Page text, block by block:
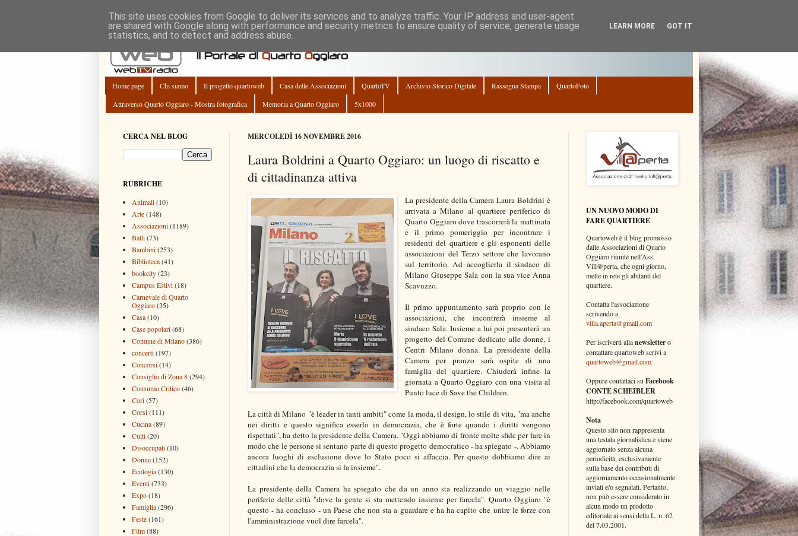
Home page Chi siamo Il progetto quartoweb Casa delle Associazioni QuartoTV Archivio Storico Digitale Rassegna Stampa
QuartoFoto
Attraverso Quarto Oggiaro - Mostra fotografica
Memoria a Quarto Oggiaro 5x1000
MERCOLEDÌ 16 NOVEMBRE 2016
Laura Boldrini a Quarto Oggiaro: un luogo di riscatto e
di cittadinanza attiva
La presidente della Camera Laura Boldrini è
arrivata a Milano al quartiere periferico di
Quarto Oggiaro dove trascorrerà la mattinata
e il primo pomeriggio per incontrare i
residenti del quartiere e gli esponenti delle
associazioni del Terzo settore che lavorano
sul territorio. Ad accoglierla il sindaco di
Milano Giuseppe Sala con la sua vice Anna
Scavuzzo.
Il primo appuntamento sarà proprio con le
associazioni, che incontrerà insieme al
sindaco Sala. Insieme a lui poi presenterà un
progetto del Comune dedicato alle donne, i
Centri Milano donna. La presidente della
Camera per pranzo sarà ospite di una
famiglia del quartiere. Chiuderà infine la
giornata a Quarto Oggiaro con una visita al
Punto luce di Save the Children.
La città di Milano "è leader in tanti ambiti" come la moda, il design, lo stile di vita, "ma anche
nei diritti e questo significa esserlo in democrazia, che è forte quando i diritti vengono
rispettati", ha detto la presidente della Camera. "Oggi abbiamo di fronte molte sfide per fare in
modo che le persone si sentano parte di questo progetto democratico - ha spiegato -. Abbiamo
ancora luoghi di esclusione dove lo Stato poco si affaccia. Per questo dobbiamo dire ai
cittadini che la democrazia si fa insieme".
La presidente della Camera ha spiegato che da un anno sta realizzando un viaggio nelle
periferie delle città "dove la gente si sta mettendo insieme per farcela". Quarto Oggiaro "è
questo - ha concluso - un Paese che non sta a guardare e ha ha capito che unire le forze con
l'amministrazione vuol dire farcela".
CERCA NEL BLOG
RUBRICHE
Animali(10)
Arte(148)
Associazioni(1189)
Balli(73)
Bambini(253)
Biblioteca(41)
bookcity(23)
Campus Estivi(18)
Carnevale di Quarto
Oggiaro(35)
Casa(10)
Case popolari(68)
Comune di Milano(386)
concerti(197)
Concorsi(14)
Consiglio di Zona 8(294)
Consumo Critico(46)
Cori(57)
Corsi(111)
Cucina(89)
Culti(20)
Disoccupati(10)
Donne(152)
Ecologia(130)
Eventi(733)
Expo(18)
Famiglia(296)
Feste(161)
Film(88)
UN NUOVO MODO DI
FARE QUARTIERE
Quartoweb è il blog promosso
dalle Associazioni di Quarto
Oggiaro riunite nell'Ass.
Vill@perta, che ogni giorno,
mette in rete gli abitanti del
quartiere.
Contatta l'associazione
scrivendo a
villa.aperta@gmail.com
Per iscriverti allanewslettero
contattare quartoweb scrivi a
quartoweb@gmail.com
Oppure contattaci su Facebook
CONTE SCHEIBLER
http://facebook.com/quartoweb
Nota
Questo sito non rappresenta
una testata giornalistica e viene
aggiornato senza alcuna
periodicità, esclusivamente
sulla base dei contributi di
aggiornamento occasionalmente
inviati e/o segnalati. Pertanto,
non può essere considerato in
alcun modo un prodotto
editoriale ai sensi della L. n. 62
del 7.03.2001.
This site uses cookies from Google to deliver its services and to analyze traffic. Your IP address and user-agent
are shared with Google along with performance and security metrics to ensure quality of service, generate usage
statistics, and to detect and address abuse.
LEARN MORE GOT IT